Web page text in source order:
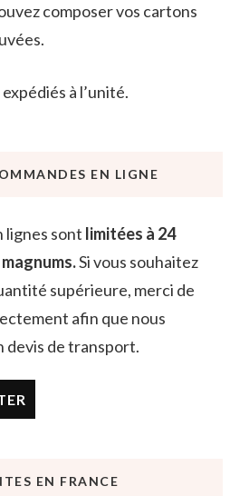
composer vos cartons
à l’unité.
EN LIGNE
lignes sont limitées à 24
Si vous souhaitez
supérieure, merci de
afin que nous
devis de transport.
EN FRANCE